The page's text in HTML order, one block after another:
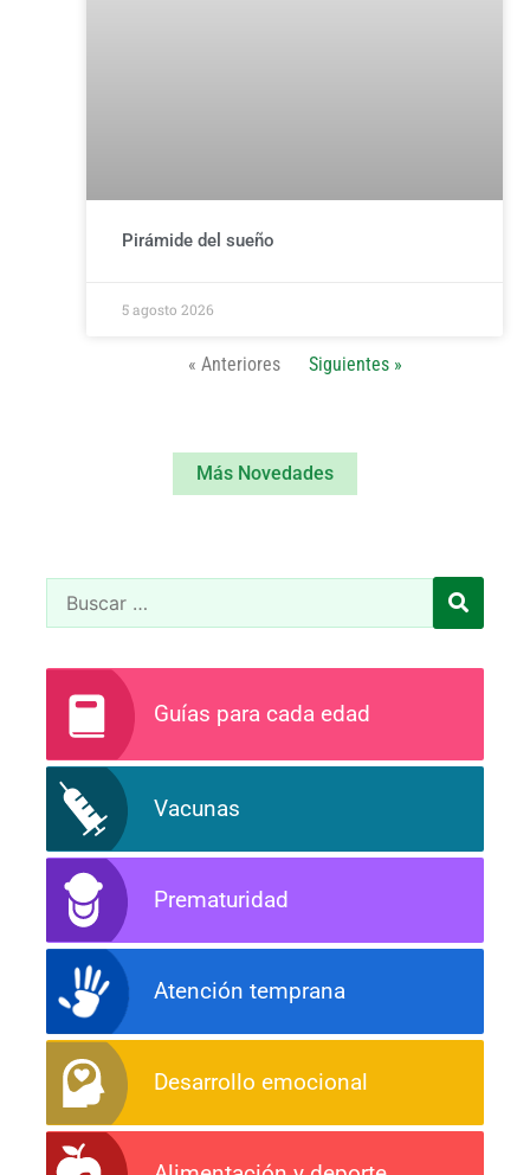
Pirámide del sueño
5 agosto 2026
« Anteriores Siguientes »
Más Novedades
Guías para cada edad
Vacunas
Prematuridad
Atención temprana
Desarrollo emocional